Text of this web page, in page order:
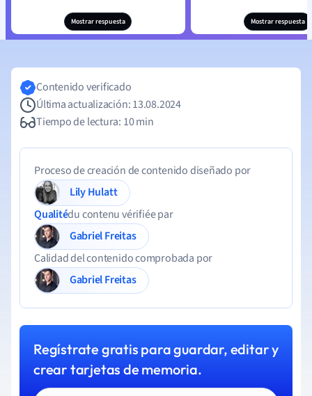
Mostrar respuesta Mostrar respuesta
Contenido verificado
Última actualización: 13.08.2024
Tiempo de lectura: 10 min
Proceso de creación de contenido diseñado por
Lily Hulatt
Qualitédu contenu vérifiée par
Gabriel Freitas
Calidad del contenido comprobada por
Gabriel Freitas
Regístrate gratis para guardar, editar y
crear tarjetas de memoria.